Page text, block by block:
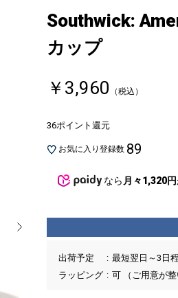
Southwick:
カップ
￥3,960
（税込）
36ポイント還元
お気に入り登録数 89
なら 月々1,320円
出荷予定
最短翌日～3日
ラッピング
可 （ご用意が整